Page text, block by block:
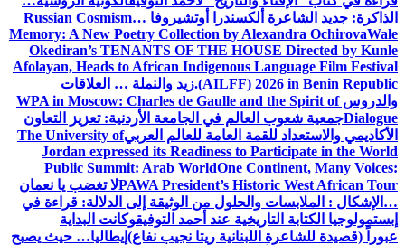
الذاكرة: جديد الشاعرة ألكسندرا أوتشيروفا Russian Cosmism…
Memory: A New Poetry Collection by Alexandra OchirovaWale
Okediran’s TENANTS OF THE HOUSE Directed by Kunle
Afolayan, Heads to African Indigenous Language Film Festival
(AILFF) 2026 in Benin Republic. زيد والنملة … العلاقات
والدروسWPA in Moscow: Charles de Gaulle and the Spirit of
Dialogueجمعية شعوب العالم في الجامعة الأردنية: تعزيز التعاون
الأكاديمي والاستعداد للقمة العامة للعالم العربيThe University of
Jordan expressed its Readiness to Participate in the World
Public Summit: Arab WorldOne Continent, Many Voices:
PAWA President’s Historic West African Tourلا تغضب يا نعمان
…الإشكال : الملابسات والحلول من الوثيقة إلى الدلالة: قراءة في
إبستمولوجيا الكتابة التاريخية عند أحمد التوفيقوكانت البداية
عبوراً (قصيدة للشاعرة اللبنانية ريتا نجيب نفاع) إيطاليا… حيث يصبح